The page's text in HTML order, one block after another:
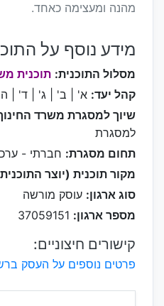
מהנה ומעצימה כאחד.
מידע נוסף על
מסלול התוכנית: תוכנית
קהל יעד: א' | ב' | ג' | ד' | ה'
שיוך למסגרת משרד
למסגרת
תחום מסגרת: חברתי -
מקור תוכנית (יוצר
סוג ארגון: עוסק מורשה
מספר ארגון:
קישורים חיצוניים:
פרטים נוספים על העסק